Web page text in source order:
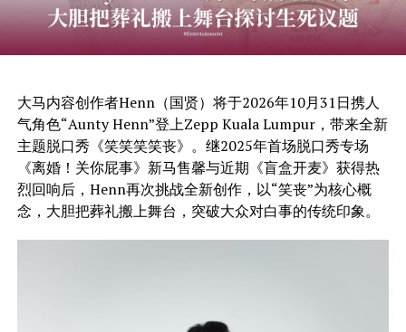
大马内容创作者Henn（国贤）将于2026年10月31日携人
气角色“Aunty Henn”登上Zepp Kuala Lumpur，带来全新
主题脱口秀《笑笑笑笑丧》。继2025年首场脱口秀专场
《离婚！关你屁事》新马售馨与近期《盲盒开麦》获得热
烈回响后，Henn再次挑战全新创作，以“笑丧”为核心概
念，大胆把葬礼搬上舞台，突破大众对白事的传统印象。